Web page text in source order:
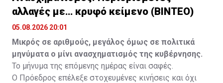
αλλαγές με… κρυφό κείμενο (ΒΙΝΤΕΟ)
05.08.2026 20:01
Μικρός σε αριθμούς, μεγάλος όμως σε πολιτικά
μηνύματα ο μίνι ανασχηματισμός της κυβέρνησης.
Το μήνυμα της επόμενης ημέρας είναι σαφές.
Ο Πρόεδρος επέλεξε στοχευμένες κινήσεις και όχι